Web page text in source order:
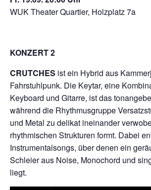
WUK Theater Quartier, Holzplatz 7a
KONZERT 2
CRUTCHES ist ein Hybrid aus
Fahrstuhlpunk. Die Keytar, eine
Keyboard und Gitarre, ist das
während die Rhythmusgruppe
und Metal zu delikat ineinander
rhythmischen Strukturen formt. Dabei
Instrumentalsongs, über denen ein
Schleier aus Noise, Monochord und
liegt.